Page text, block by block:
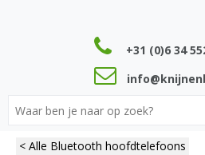
+31 (0)6 34
< Alle Bluetooth hoofdtelefoons